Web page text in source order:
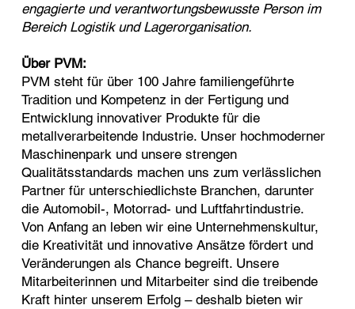
engagierte und verantwortungsbewusste Person im
Bereich Logistik und Lagerorganisation.
Über PVM:
PVM steht für über 100 Jahre familiengeführte
Tradition und Kompetenz in der Fertigung und
Entwicklung innovativer Produkte für die
metallverarbeitende Industrie. Unser hochmoderner
Maschinenpark und unsere strengen
Qualitätsstandards machen uns zum verlässlichen
Partner für unterschiedlichste Branchen, darunter
die Automobil-, Motorrad- und Luftfahrtindustrie.
Von Anfang an leben wir eine Unternehmenskultur,
die Kreativität und innovative Ansätze fördert und
Veränderungen als Chance begreift. Unsere
Mitarbeiterinnen und Mitarbeiter sind die treibende
Kraft hinter unserem Erfolg – deshalb bieten wir